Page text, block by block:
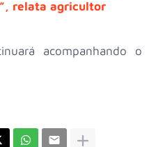
relata agricultor
acompanhando o